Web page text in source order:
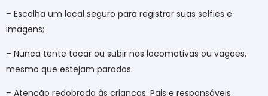
– Escolha um local seguro para registrar suas selfies e
imagens;
– Nunca tente tocar ou subir nas locomotivas ou vagões,
mesmo que estejam parados.
– Atenção redobrada às crianças. Pais e responsáveis